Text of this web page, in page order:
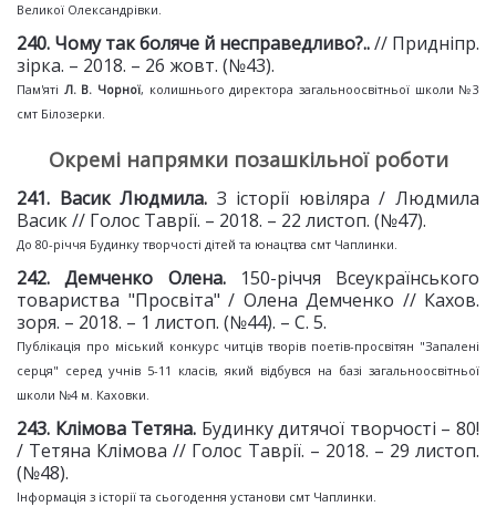
Великої Олександрівки.
240. Чому так боляче й несправедливо?..// Придніпр.
зірка. – 2018. – 26 жовт. (№43).
Пам'яті Л. В. Чорної, колишнього директора загальноосвітньої школи №3
смт Білозерки.
Окремі напрямки позашкільної роботи
241. Васик Людмила. З історії ювіляра / Людмила
Васик // Голос Таврії. – 2018. – 22 листоп. (№47).
До 80-річчя Будинку творчості дітей та юнацтва смт Чаплинки.
242. Демченко Олена.
150-річчя Всеукраїнського
товариства "Просвіта" / Олена Демченко // Кахов.
зоря. – 2018. – 1 листоп. (№44). – С. 5.
Публікація про міський конкурс читців творів поетів-просвітян "Запалені
серця" серед учнів 5-11 класів, який відбувся на базі загальноосвітньої
школи №4 м. Каховки.
243. Клімова Тетяна. Будинку дитячої творчості – 80!
/ Тетяна Клімова // Голос Таврії. – 2018. – 29 листоп.
(№48).
Інформація з історії та сьогодення установи смт Чаплинки.